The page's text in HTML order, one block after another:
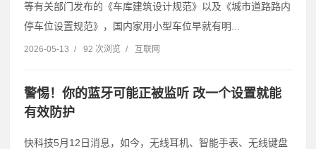
等有关部门发布的《车库建筑设计规范》以及《城市道路路内
停车位设置规范》，国内家用小型车位早就有明...
2026-05-13 / 92 次浏览 / 互联网
警惕！你的蓝牙可能正被监听 改一个设置就能
有效防护
快科技5月12日消息，如今，无线耳机、智能手表、无线键盘